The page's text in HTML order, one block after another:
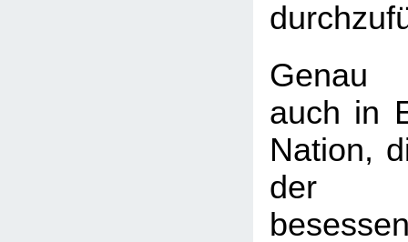
Genau
auch in
Nation,
der